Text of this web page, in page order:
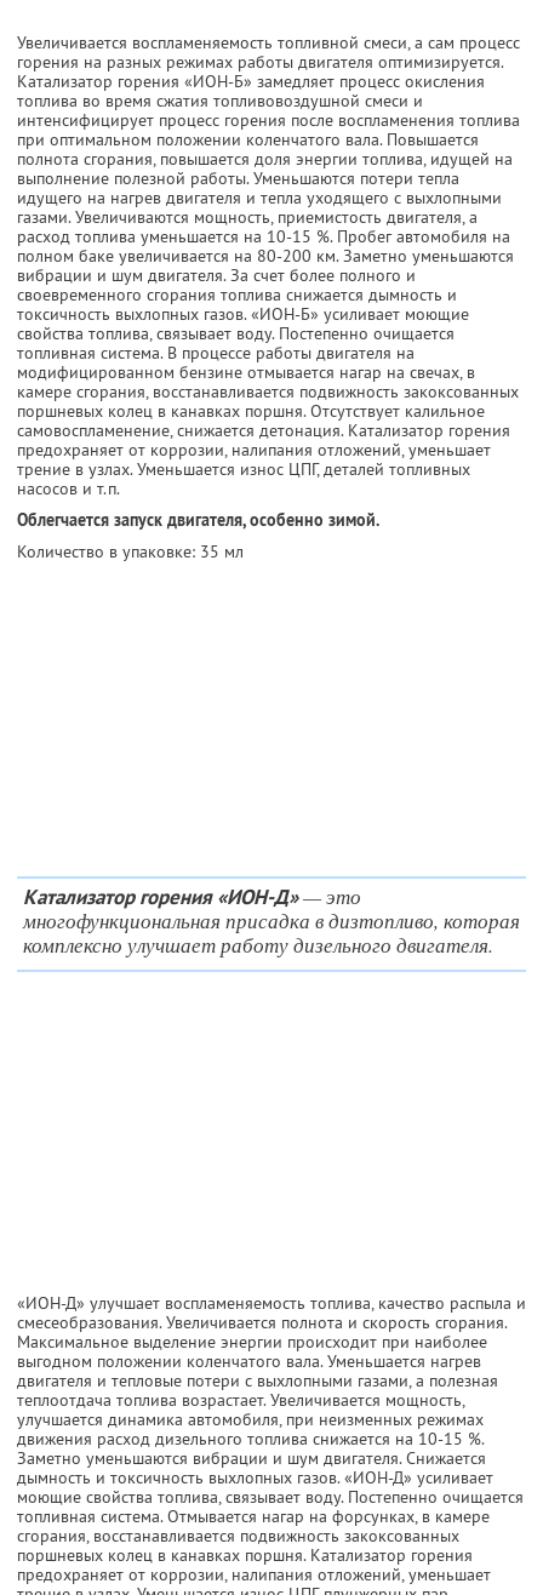
Увеличивается воспламеняемость топливной смеси, а сам процесс
горения на разных режимах работы двигателя оптимизируется.
Катализатор горения «ИОН-Б» замедляет процесс окисления
топлива во время сжатия топливовоздушной смеси и
интенсифицирует процесс горения после воспламенения топлива
при оптимальном положении коленчатого вала. Повышается
полнота сгорания, повышается доля энергии топлива, идущей на
выполнение полезной работы. Уменьшаются потери тепла
идущего на нагрев двигателя и тепла уходящего с выхлопными
газами. Увеличиваются мощность, приемистость двигателя, а
расход топлива уменьшается на 10-15 %. Пробег автомобиля на
полном баке увеличивается на 80-200 км. Заметно уменьшаются
вибрации и шум двигателя. За счет более полного и
своевременного сгорания топлива снижается дымность и
токсичность выхлопных газов. «ИОН-Б» усиливает моющие
свойства топлива, связывает воду. Постепенно очищается
топливная система. В процессе работы двигателя на
модифицированном бензине отмывается нагар на свечах, в
камере сгорания, восстанавливается подвижность закоксованных
поршневых колец в канавках поршня. Отсутствует калильное
самовоспламенение, снижается детонация. Катализатор горения
предохраняет от коррозии, налипания отложений, уменьшает
трение в узлах. Уменьшается износ ЦПГ, деталей топливных
насосов и т.п.
Облегчается запуск двигателя, особенно зимой.
Количество в упаковке: 35 мл
Катализатор горения «ИОН-Д»— это
многофункциональная присадка в дизтопливо, которая
комплексно улучшает работу дизельного двигателя.
«ИОН-Д» улучшает воспламеняемость топлива, качество распыла и
смесеобразования. Увеличивается полнота и скорость сгорания.
Максимальное выделение энергии происходит при наиболее
выгодном положении коленчатого вала. Уменьшается нагрев
двигателя и тепловые потери с выхлопными газами, а полезная
теплоотдача топлива возрастает. Увеличивается мощность,
улучшается динамика автомобиля, при неизменных режимах
движения расход дизельного топлива снижается на 10-15 %.
Заметно уменьшаются вибрации и шум двигателя. Снижается
дымность и токсичность выхлопных газов. «ИОН-Д» усиливает
моющие свойства топлива, связывает воду. Постепенно очищается
топливная система. Отмывается нагар на форсунках, в камере
сгорания, восстанавливается подвижность закоксованных
поршневых колец в канавках поршня. Катализатор горения
предохраняет от коррозии, налипания отложений, уменьшает